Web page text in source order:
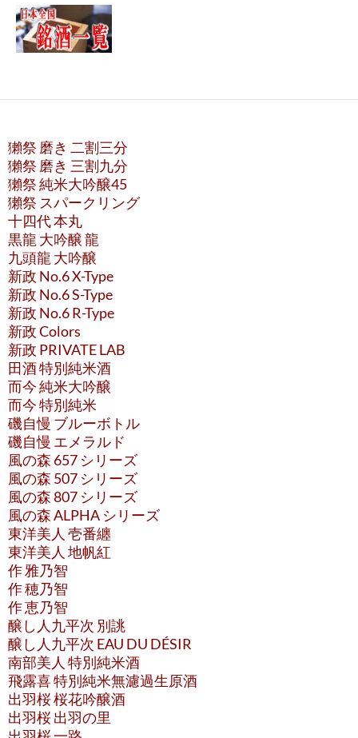
獺祭 磨き 二割三分
獺祭 磨き 三割九分
獺祭 純米大吟醸45
獺祭 スパークリング
十四代 本丸
黒龍 大吟醸 龍
九頭龍 大吟醸
新政 No.6 X-Type
新政 No.6 S-Type
新政 No.6 R-Type
新政 Colors
新政 PRIVATE LAB
田酒 特別純米酒
而今 純米大吟醸
而今 特別純米
磯自慢 ブルーボトル
磯自慢 エメラルド
風の森 657 シリーズ
風の森 507 シリーズ
風の森 807 シリーズ
風の森 ALPHA シリーズ
東洋美人 壱番纏
東洋美人 地帆紅
作 雅乃智
作 穂乃智
作 恵乃智
醸し人九平次 別誂
醸し人九平次 EAU DU DÉSIR
南部美人 特別純米酒
飛露喜 特別純米無濾過生原酒
出羽桜 桜花吟醸酒
出羽桜 出羽の里